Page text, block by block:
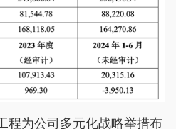
程为公司多元化战略举措布